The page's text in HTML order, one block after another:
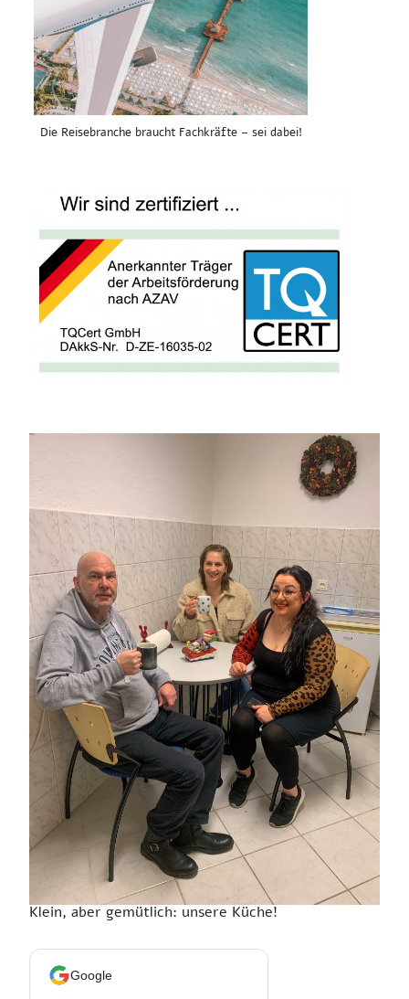
Die Reisebranche braucht Fachkräfte – sei dabei!
Klein, aber gemütlich: unsere Küche!
Google